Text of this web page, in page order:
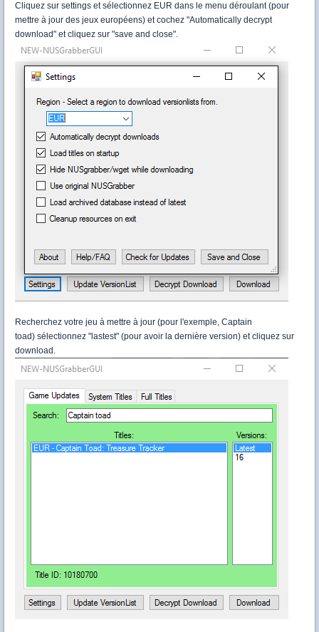
Cliquez sur settings et sélectionnez EUR dans le menu déroulant (pour
mettre à jour des jeux européens) et cochez "Automatically decrypt
download" et cliquez sur "save and close".
Recherchez votre jeu à mettre à jour (pour l'exemple, Captain
toad) sélectionnez "lastest" (pour avoir la dernière version) et cliquez sur
download.